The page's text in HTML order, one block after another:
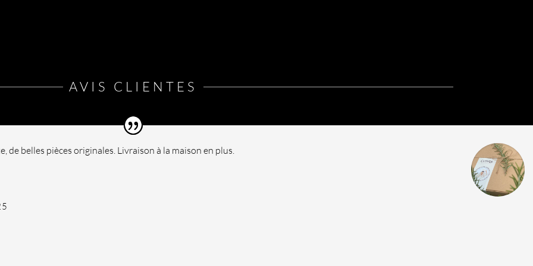
produit
AVIS CLIENTES
de belles pièces originales. Livraison à la maison en plus.